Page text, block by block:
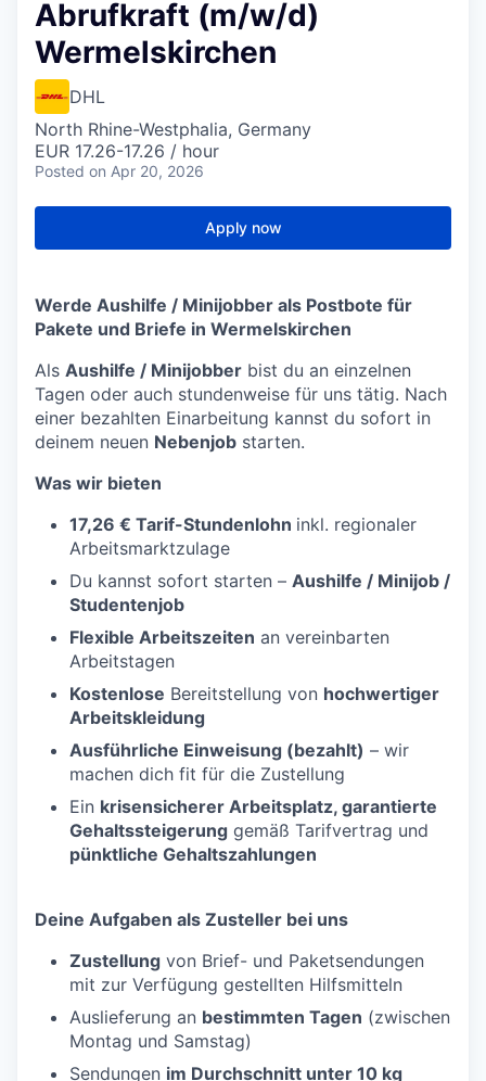
Abrufkraft (m/w/d)
Wermelskirchen
DHL
North Rhine-Westphalia, Germany
EUR 17.26-17.26 / hour
Posted on Apr 20, 2026
Apply now
Werde Aushilfe / Minijobber als Postbote für
Pakete und Briefe in Wermelskirchen
Als Aushilfe / Minijobber bist du an einzelnen
Tagen oder auch stundenweise für uns tätig. Nach
einer bezahlten Einarbeitung kannst du sofort in
deinem neuen Nebenjob starten.
Was wir bieten
17,26 € Tarif-Stundenlohn inkl. regionaler
Arbeitsmarktzulage
Du kannst sofort starten – Aushilfe / Minijob /
Studentenjob
Flexible Arbeitszeiten an vereinbarten
Arbeitstagen
Kostenlose Bereitstellung von hochwertiger
Arbeitskleidung
Ausführliche Einweisung (bezahlt) – wir
machen dich fit für die Zustellung
Ein krisensicherer Arbeitsplatz, garantierte
Gehaltssteigerung gemäß Tarifvertrag und
pünktliche Gehaltszahlungen
Deine Aufgaben als Zusteller bei uns
Zustellung von Brief- und Paketsendungen
mit zur Verfügung gestellten Hilfsmitteln
Auslieferung an bestimmten Tagen (zwischen
Montag und Samstag)
Sendungen im Durchschnitt unter 10 kg